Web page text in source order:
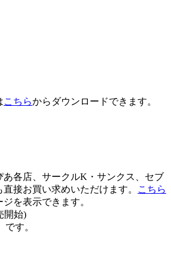
こちらからダウンロードできます。
あ各店、サークルK・サンクス、セブ
接お買い求めいただけます。
こちら
を表示できます。
開始)
です。